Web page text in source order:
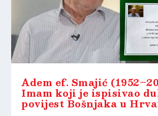
Adem ef. Smajić
Imam koji je ispisivao
povijest Bošnjaka u